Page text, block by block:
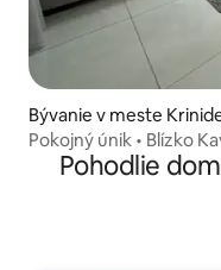
Bývanie v meste
Pokojný únik • Blízko
Pohodlie